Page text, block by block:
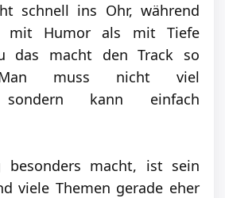
schnell ins Ohr, während
mit Humor als mit Tiefe
das macht den Track so
Man muss nicht viel
sondern kann einfach
besonders macht, ist sein
viele Themen gerade eher